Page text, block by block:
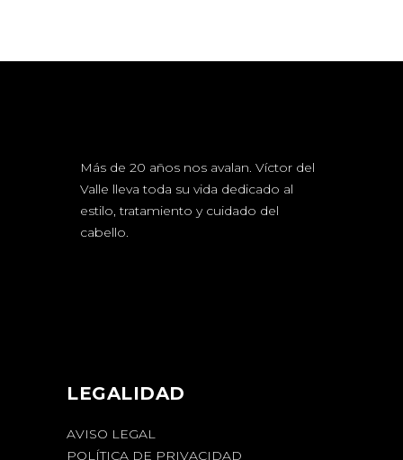
Más de 20 años nos avalan. Víctor del
Valle lleva toda su vida dedicado al
estilo, tratamiento y cuidado del
cabello.
LEGALIDAD
AVISO LEGAL
POLÍTICA DE PRIVACIDAD